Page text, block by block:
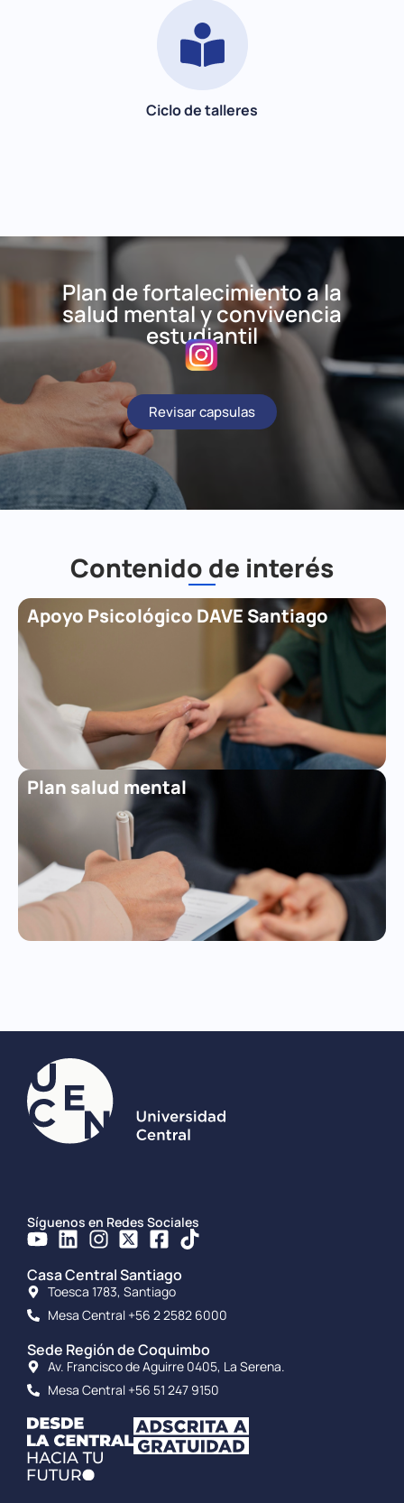
Ciclo de talleres
Plan de fortalecimiento a la
salud mental y convivencia
estudiantil
Revisar capsulas
Contenido de interés
Apoyo Psicológico DAVE Santiago
Plan salud mental
Síguenos en Redes Sociales
Casa Central Santiago
Toesca 1783, Santiago
Mesa Central +56 2 2582 6000
Sede Región de Coquimbo
Av. Francisco de Aguirre 0405, La Serena.
Mesa Central +56 51 247 9150